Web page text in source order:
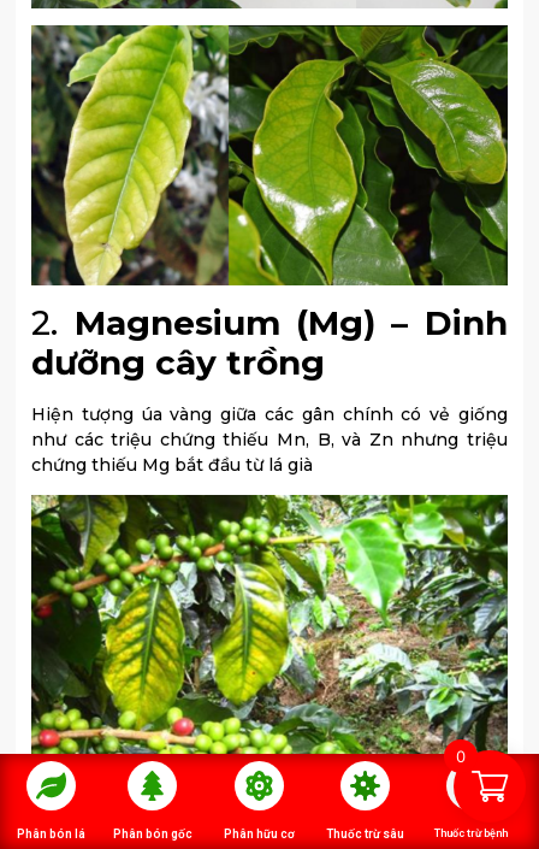
Phân bón lá Phân bón gốc Phân hữu cơ Thuốc trừ sâu Thuốc trừ bệnh
2. Magnesium (Mg) – Dinh
dưỡng cây trồng
Hiện tượng úa vàng giữa các gân chính có vẻ giống
như các triệu chứng thiếu Mn, B, và Zn nhưng triệu
chứng thiếu Mg bắt đầu từ lá già
0